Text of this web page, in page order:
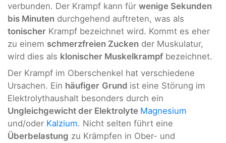
verbunden. Der Krampf kann für wenige Sekunden
bis Minuten durchgehend auftreten, was als
tonischer Krampf bezeichnet wird. Kommt es eher
zu einem schmerzfreien Zucken der Muskulatur,
wird dies als klonischer Muskelkrampf bezeichnet.
Der Krampf im Oberschenkel hat verschiedene
Ursachen. Ein häufiger Grund ist eine Störung im
Elektrolythaushalt besonders durch ein
Ungleichgewicht der Elektrolyte Magnesium
und/oder Kalzium. Nicht selten führt eine
Überbelastung zu Krämpfen in Ober- und